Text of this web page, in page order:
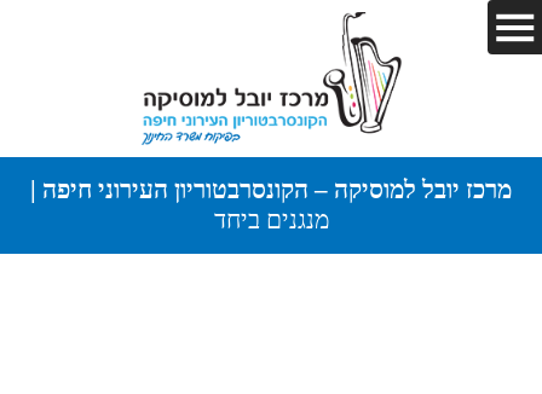
מרכז יובל למוסיקה – הקונסרבטוריון העירוני חיפה |
מנגנים ביחד